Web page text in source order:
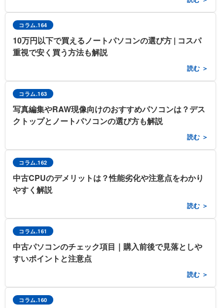
コラム.164
10万円以下で買えるノートパソコンの選び方 | コスパ
重視で安く買う方法も解説
読む ＞
コラム.163
写真編集やRAW現像向けのおすすめパソコンは？デス
クトップとノートパソコンの選び方も解説
読む ＞
コラム.162
中古CPUのデメリットは？性能劣化や注意点をわかり
やすく解説
読む ＞
コラム.161
中古パソコンのチェック項目｜購入前後で見落としや
すいポイントと注意点
読む ＞
コラム.160